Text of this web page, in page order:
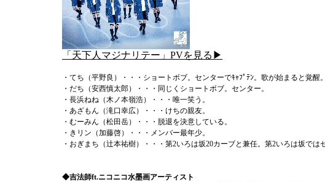
「天下人マジナリテー」PVを見る▶
・てち（平野良）・・・ショートボブ。センターでｷｬﾌﾟﾃﾝ。歌が始まると覚醒。
・だち（安西慎太郎）・・・同じくショートボブ。センター。
・長浜ねね（木ノ本嶺浩）・・・唯一笑う。
・あざもん（滝口幸広）・・・けちの親友。
・むーみん（松田岳）・・・脱退を決意している。
・きリン（加藤啓）・・・メンバー最年少。
・おぎまち（辻本祐樹）・・・第2いろは坂20カーブと兼任。第2いろは坂では
◆吉法師ft.ニコニコ水墨画アーティスト